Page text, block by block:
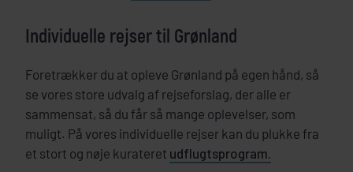
Individuelle rejser til Grønland
Foretrækker du at opleve Grønland på egen hånd, så
se vores store udvalg af rejseforslag, der alle er
sammensat, så du får så mange oplevelser, som
muligt. På vores individuelle rejser kan du plukke fra
et stort og nøje kurateret udflugtsprogram.